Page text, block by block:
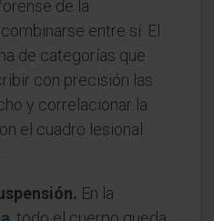
de la
entre sí. El
de categorías que
con precisión las
y correlacionar la
el cuadro lesional
En la